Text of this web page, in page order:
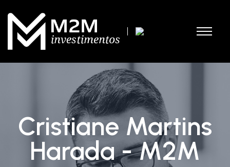
Cristiane Martins
Harada - M2M